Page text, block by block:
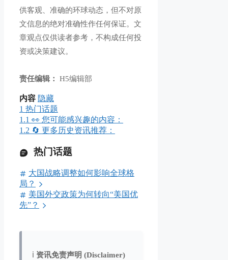
供客观、准确的环球动态，但不对原
文信息的绝对准确性作任何保证。文
章观点仅供读者参考，不构成任何投
资或决策建议。
责任编辑： H5编辑部
内容 隐藏
1 热门话题
1.1 👀 您可能感兴趣的内容：
1.2 🔄 更多历史资讯推荐：
热门话题
大国战略调整如何影响全球格
局？
美国外交政策为何转向“美国优
先”？
ℹ️ 资讯免责声明 (Disclaimer)